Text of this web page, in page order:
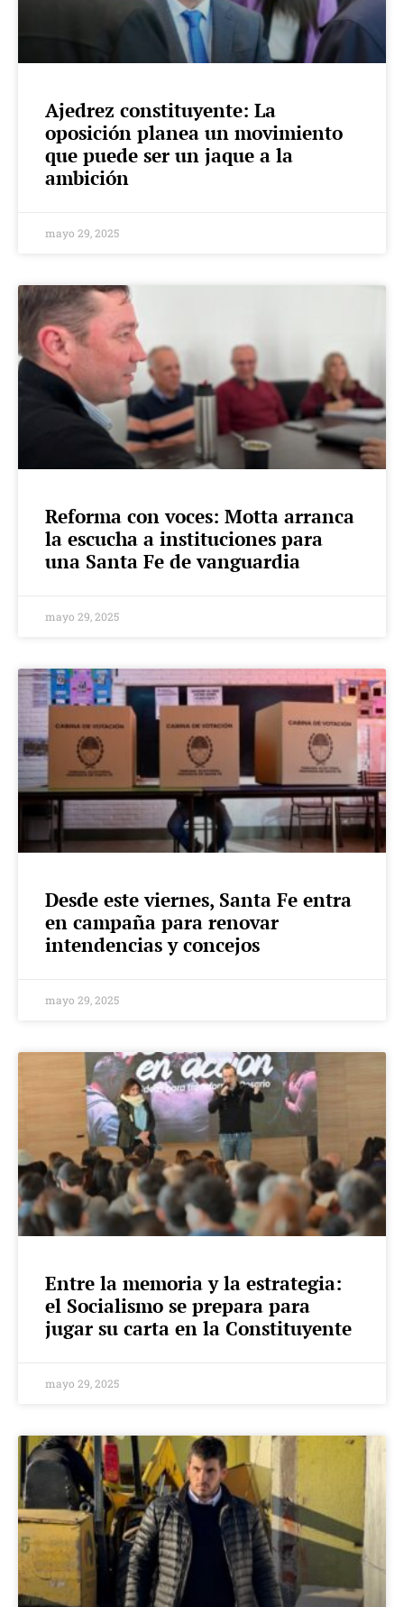
Ajedrez constituyente: La
oposición planea un movimiento
que puede ser un jaque a la
ambición
mayo 29, 2025
Reforma con voces: Motta arranca
la escucha a instituciones para
una Santa Fe de vanguardia
mayo 29, 2025
Desde este viernes, Santa Fe entra
en campaña para renovar
intendencias y concejos
mayo 29, 2025
Entre la memoria y la estrategia:
el Socialismo se prepara para
jugar su carta en la Constituyente
mayo 29, 2025